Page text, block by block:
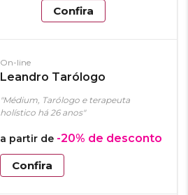
Confira
On-line
Leandro Tarólogo
"Médium, Tarólogo e terapeuta
holístico há 26 anos"
a partir de -20% de desconto
Confira